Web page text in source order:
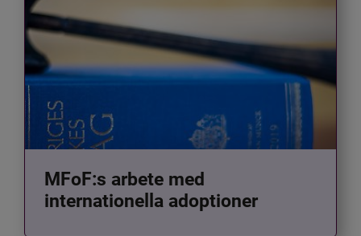
MFoF:s arbete med
internationella adoptioner